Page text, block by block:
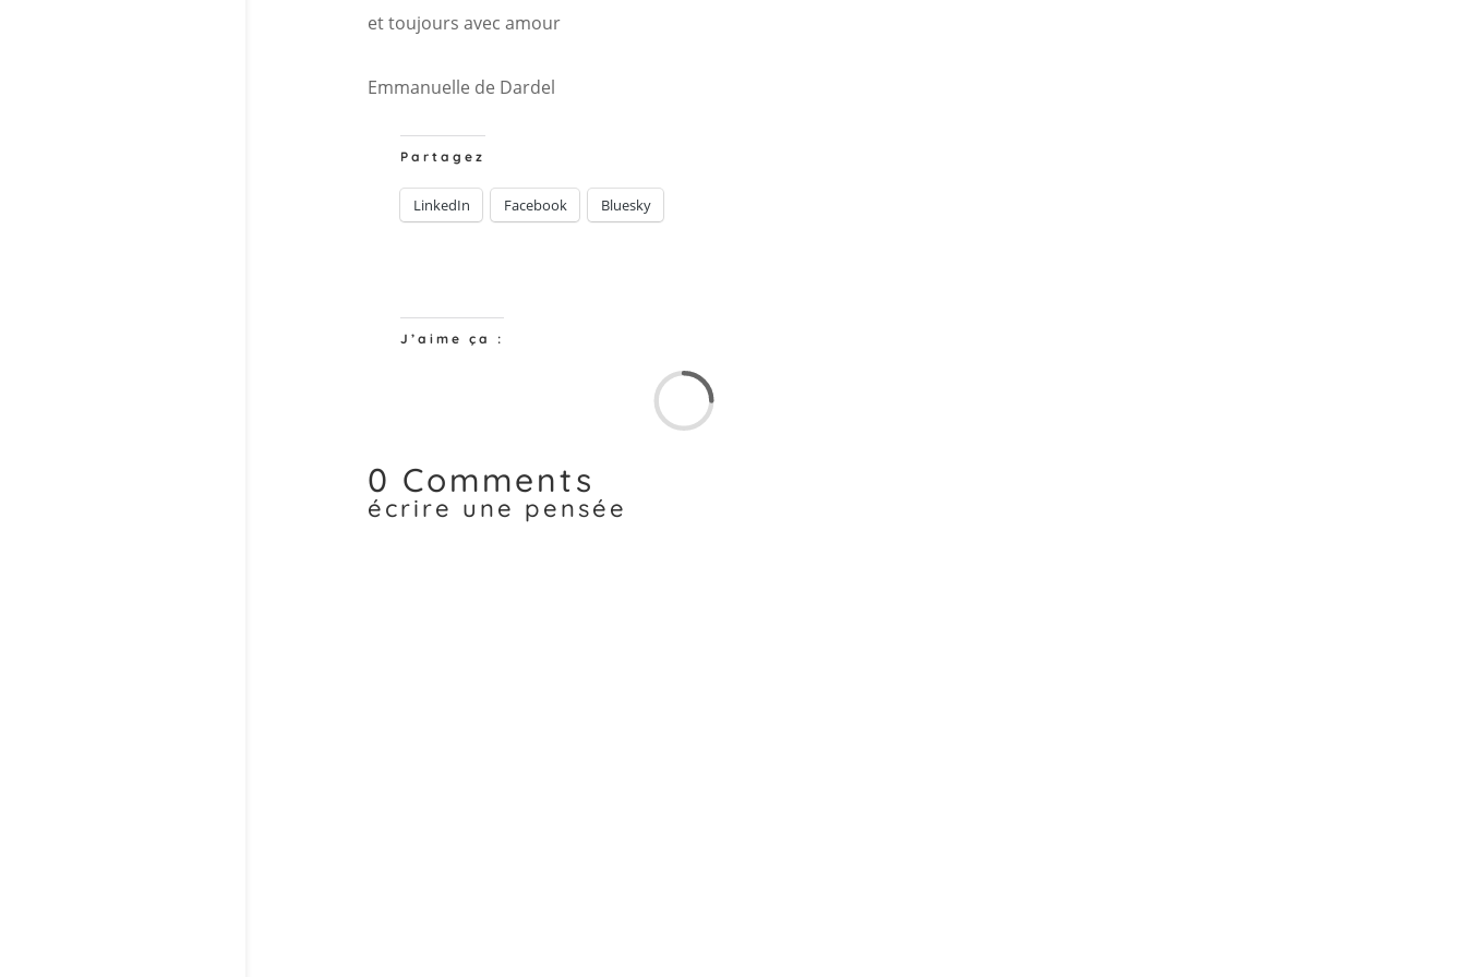
et toujours avec amour
Emmanuelle de Dardel
Partagez
LinkedIn Facebook Bluesky
J’aime ça :
0 Comments
écrire une pensée